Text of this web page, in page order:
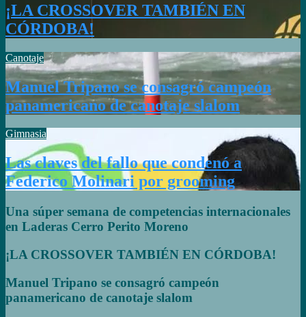
¡LA CROSSOVER TAMBIÉN EN
CÓRDOBA!
Canotaje
Manuel Tripano se consagró campeón
panamericano de canotaje slalom
Gimnasia
Las claves del fallo que condenó a
Federico Molinari por grooming
Una súper semana de competencias internacionales
en Laderas Cerro Perito Moreno
¡LA CROSSOVER TAMBIÉN EN CÓRDOBA!
Manuel Tripano se consagró campeón
panamericano de canotaje slalom